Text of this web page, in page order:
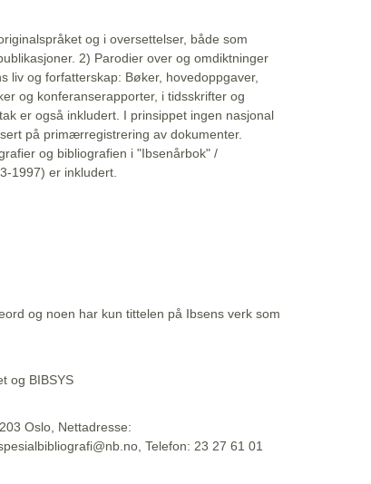
og i oversettelser, både som
2) Parodier over og omdiktninger
liv og forfatterskap: Bøker, hovedoppgaver,
og konferanserapporter, i tidsskrifter og
er også inkludert. I prinsippet ingen nasjonal
på primærregistrering av dokumenter.
og bibliografien i "Ibsenårbok" /
1997) er inkludert.
og noen har kun tittelen på Ibsens verk som
og BIBSYS
Oslo, Nettadresse:
Telefon: 23 27 61 01